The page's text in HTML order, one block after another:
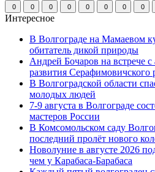
0 0 0 0 0 0 0 0
Интересное
В Волгограде на Мамаевом
обитатель дикой природы
Андрей Бочаров на встрече с
развития Серафимовичского
В Волгоградской области
молодых людей
7-9 августа в Волгограде
мастеров России
В Комсомольском саду
последний пролёт нового
Новолуние в августе 2026
чем у Карабаса-Барабаса